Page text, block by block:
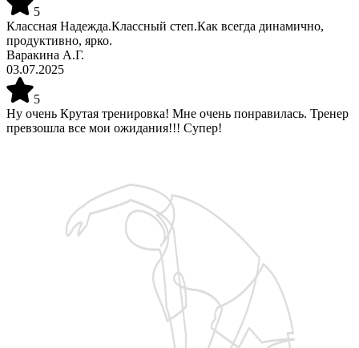
5
Классная Надежда.Классный степ.Как всегда динамично,
продуктивно, ярко.
Варакина А.Г.
03.07.2025
5
Ну очень Крутая тренировка! Мне очень понравилась. Тренер
превзошла все мои ожидания!!! Супер!